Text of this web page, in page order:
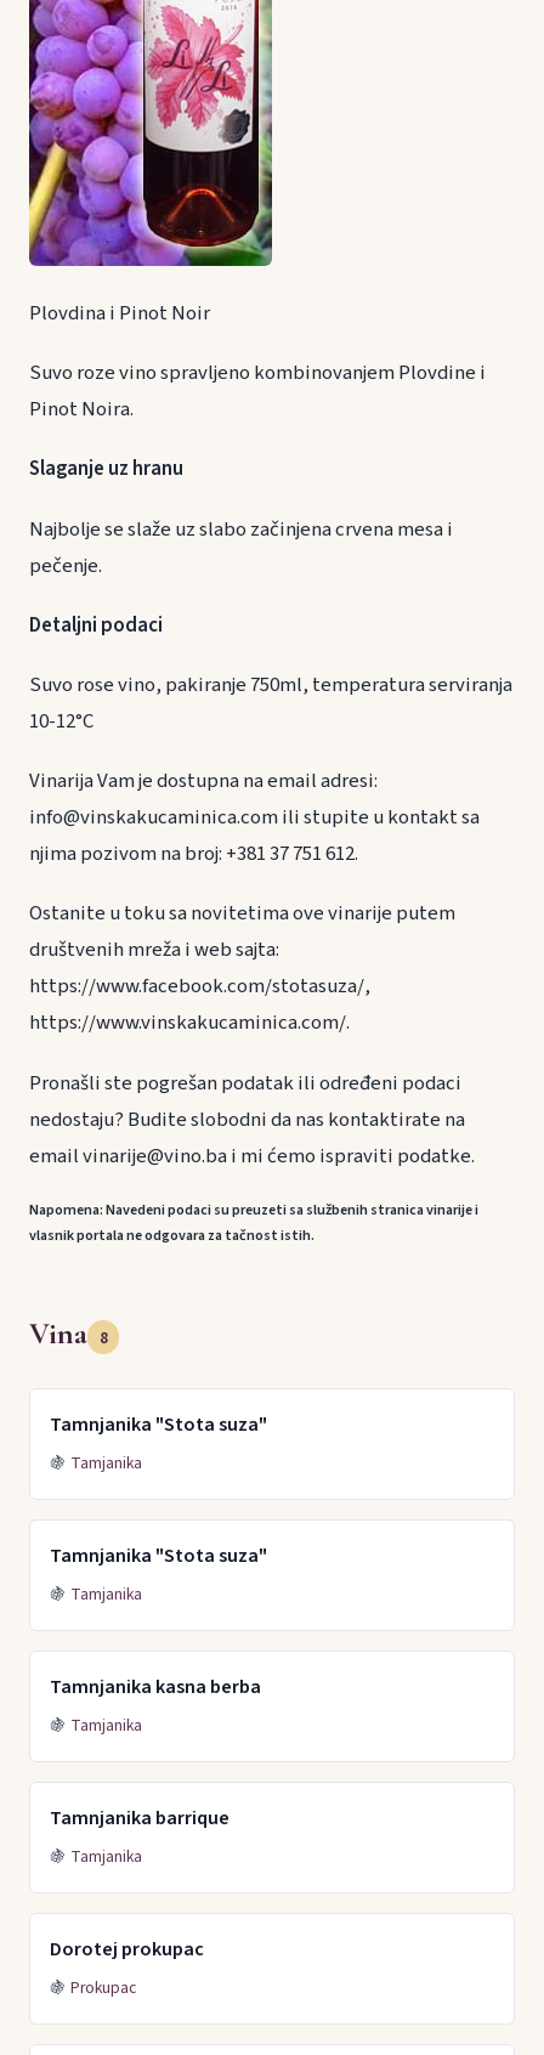
Plovdina i Pinot Noir
Suvo roze vino spravljeno kombinovanjem Plovdine i
Pinot Noira.
Slaganje uz hranu
Najbolje se slaže uz slabo začinjena crvena mesa i
pečenje.
Detaljni podaci
Suvo rose vino, pakiranje 750ml, temperatura serviranja
10-12°C
Vinarija Vam je dostupna na email adresi:
info@vinskakucaminica.com ili stupite u kontakt sa
njima pozivom na broj: +381 37 751 612.
Ostanite u toku sa novitetima ove vinarije putem
društvenih mreža i web sajta:
https://www.facebook.com/stotasuza/,
https://www.vinskakucaminica.com/.
Pronašli ste pogrešan podatak ili određeni podaci
nedostaju? Budite slobodni da nas kontaktirate na
email vinarije@vino.ba i mi ćemo ispraviti podatke.
Napomena: Navedeni podaci su preuzeti sa službenih stranica vinarije i
vlasnik portala ne odgovara za tačnost istih.
Vina 8
Tamnjanika "Stota suza"
🍇 Tamjanika
Tamnjanika "Stota suza"
🍇 Tamjanika
Tamnjanika kasna berba
🍇 Tamjanika
Tamnjanika barrique
🍇 Tamjanika
Dorotej prokupac
🍇 Prokupac